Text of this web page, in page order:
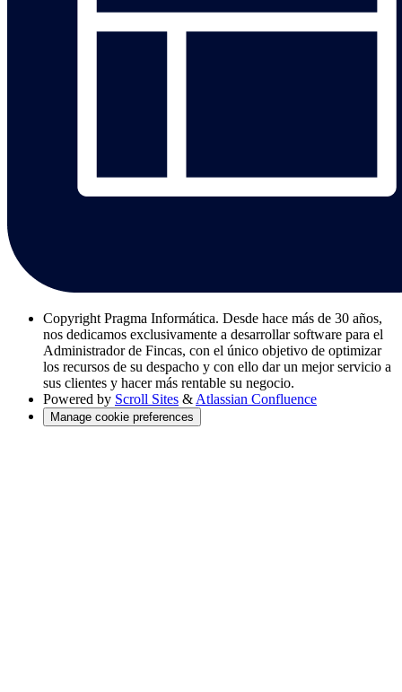
Copyright Pragma Informática. Desde hace más de 30 años,
nos dedicamos exclusivamente a desarrollar software para el
Administrador de Fincas, con el único objetivo de optimizar
los recursos de su despacho y con ello dar un mejor servicio a
sus clientes y hacer más rentable su negocio.
Powered by Scroll Sites & Atlassian Confluence
Manage cookie preferences